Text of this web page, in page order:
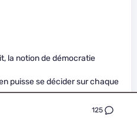
125
la notion de démocratie
puisse se décider sur chaque
système ne répond à ce